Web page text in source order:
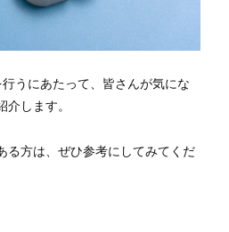
うにあたって、皆さんが気にな
介します。
る方は、ぜひ参考にしてみてくだ